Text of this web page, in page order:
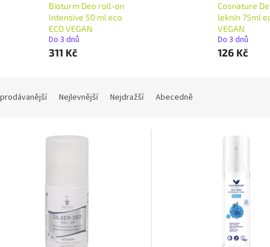
Bioturm Deo roll-on
Intensive 50 ml eco
ECO VEGAN
Do 3 dnů
311 Kč
Cosnature
leknín 75ml
VEGAN
Do 3 dnů
126 Kč
Nejlevnější Nejdražší Abecedně